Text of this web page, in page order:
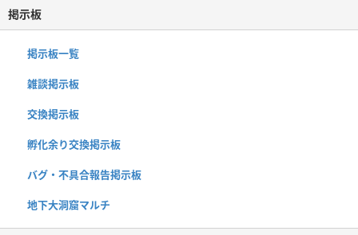
掲示板
掲示板一覧
雑談掲示板
交換掲示板
孵化余り交換掲示板
バグ・不具合報告掲示板
地下大洞窟マルチ